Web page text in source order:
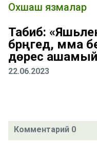
Охшаш язмалар
Табиб:
бәрәңгедә, әмма
дөрес
22.06.2023
Комментарий 0